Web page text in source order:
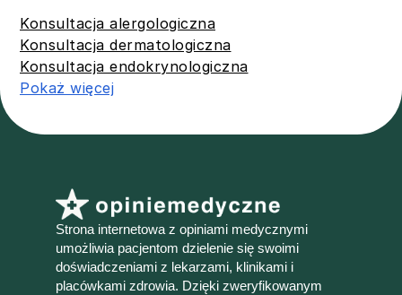
Konsultacja alergologiczna
Konsultacja dermatologiczna
Konsultacja endokrynologiczna
Pokaż więcej
Strona internetowa z opiniami medycznymi
umożliwia pacjentom dzielenie się swoimi
doświadczeniami z lekarzami, klinikami i
placówkami zdrowia. Dzięki zweryfikowanym